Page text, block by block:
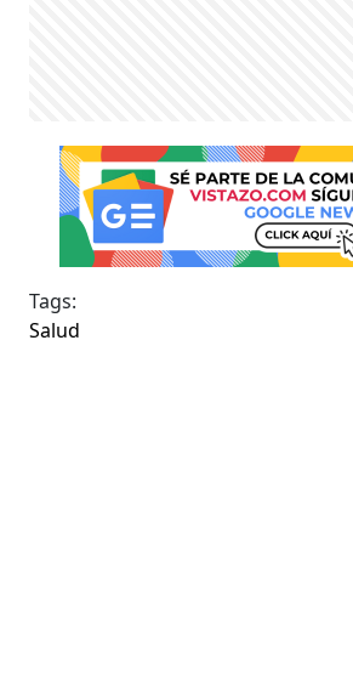
Tags:
Salud